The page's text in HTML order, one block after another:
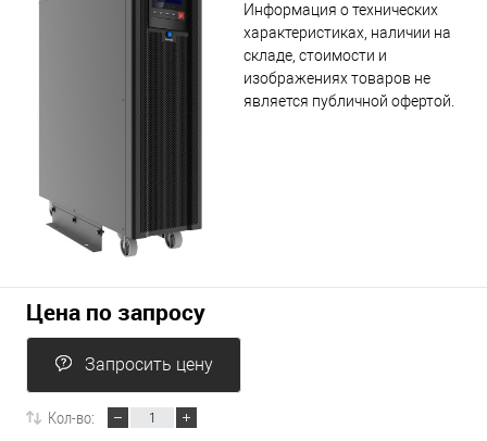
Информация о технических
характеристиках, наличии на
складе, стоимости и
изображениях товаров не
является публичной офертой.
Цена по запросу
Запросить цену
Кол-во: